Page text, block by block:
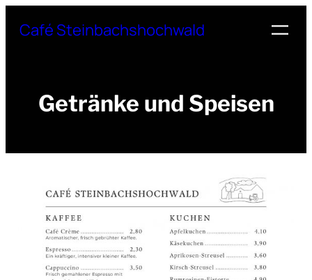
Inhalt
Café Steinbachshochwald
Getränke und Speisen